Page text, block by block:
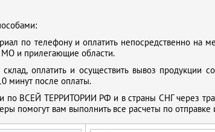
по телефону и оплатить непосредственно на
МО и прилегающие области.
оплатить и осуществить вывоз продукции
минут после оплаты.
по ВСЕЙ ТЕРРИТОРИИ РФ и в страны СНГ через
помогут вам выполнить все расчеты по отправке